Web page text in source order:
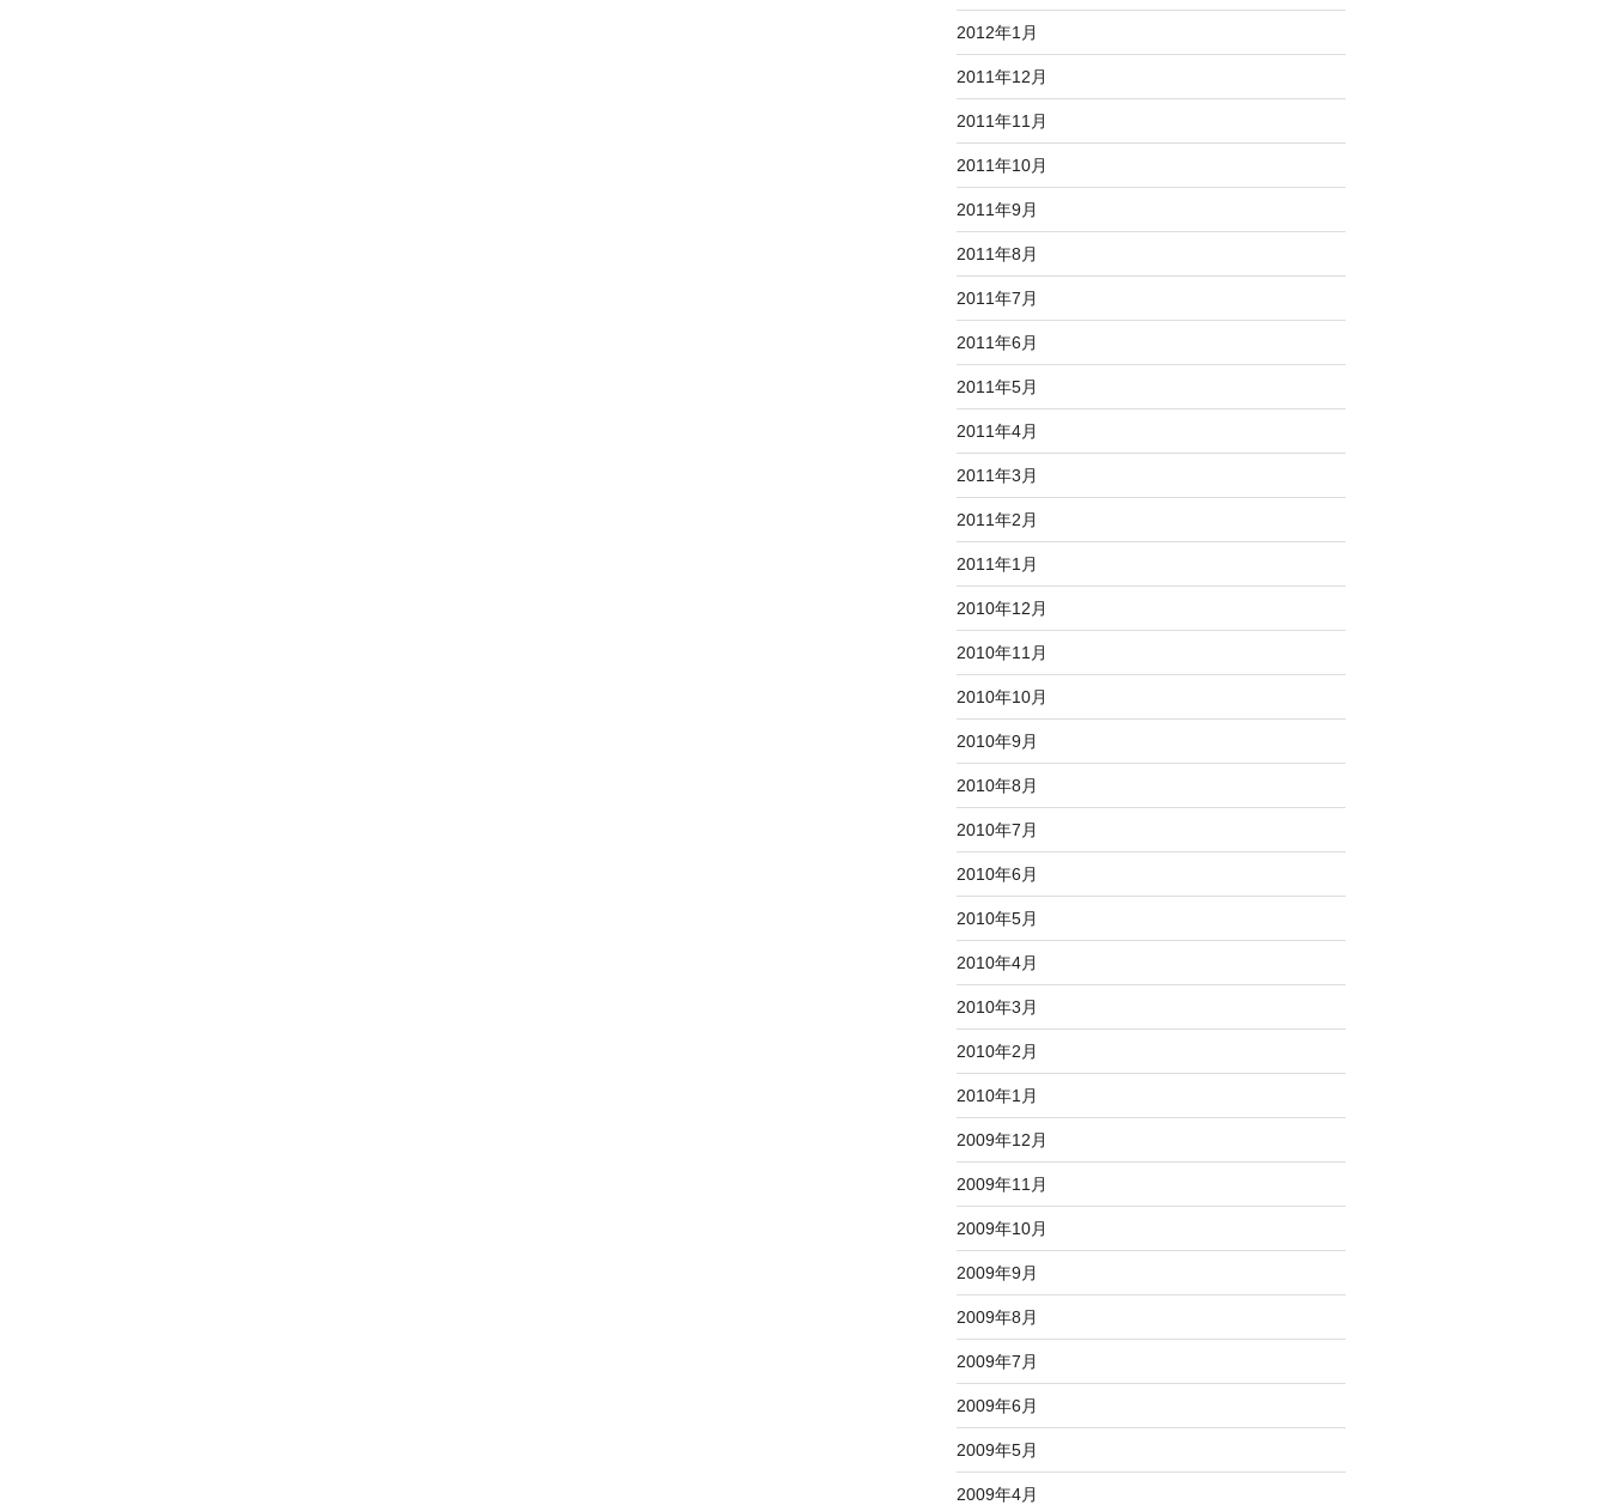
2012年1月
2011年12月
2011年11月
2011年10月
2011年9月
2011年8月
2011年7月
2011年6月
2011年5月
2011年4月
2011年3月
2011年2月
2011年1月
2010年12月
2010年11月
2010年10月
2010年9月
2010年8月
2010年7月
2010年6月
2010年5月
2010年4月
2010年3月
2010年2月
2010年1月
2009年12月
2009年11月
2009年10月
2009年9月
2009年8月
2009年7月
2009年6月
2009年5月
2009年4月